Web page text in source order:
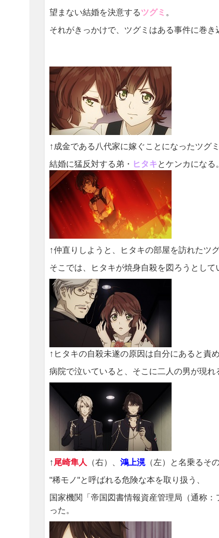
望まない結婚を決意するツグミ 。
それがきっかけで、ツグミはある事件に巻
↑成金である八代家に嫁ぐことになったツグ
結婚に猛反対する弟・ ヒタキ とケンカになる
↑仲直りしようと、ヒタキの部屋を訪れたツ
そこでは、ヒタキが焼身自殺を図ろうとして
↑ヒタキの自殺未遂の原因は自分にあると責
病院で泣いていると、そこに二人の男が現れ
↑尾崎隼人 （右）、 鴻上滉（左）と名乗るそ
"稀モノ"と呼ばれる危険な本を取り扱う、
国家機関「帝国図書情報資産管理局（通称
った。